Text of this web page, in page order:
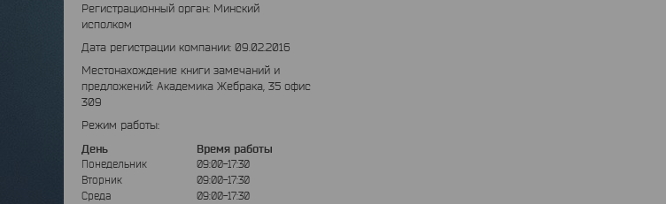
Регистрационный орган: Минский
исполком
Дата регистрации компании: 09.02.2016
Местонахождение книги замечаний и
предложений: Академика Жебрака, 35 офис
309
Режим работы:
День Время работы
Понедельник
09:00-17:30
Вторник
09:00-17:30
Среда
09:00-17:30